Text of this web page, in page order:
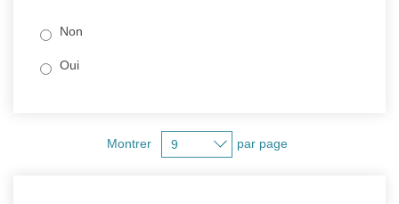
Non
Oui
Montrer par page